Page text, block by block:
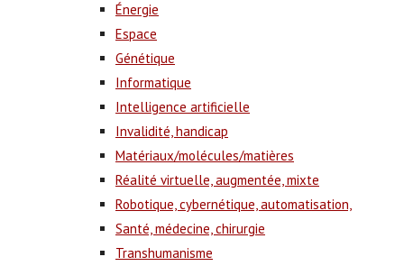
Énergie
Espace
Génétique
Informatique
Intelligence artificielle
Invalidité, handicap
Matériaux/molécules/matières
Réalité virtuelle, augmentée, mixte
Robotique, cybernétique, automatisation,
Santé, médecine, chirurgie
Transhumanisme